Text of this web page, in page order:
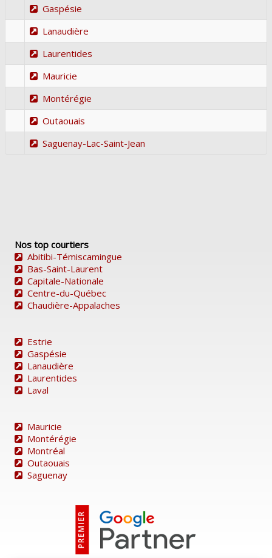
Gaspésie
Lanaudière
Laurentides
Mauricie
Montérégie
Outaouais
Saguenay-Lac-Saint-Jean
Nos top courtiers
Abitibi-Témiscamingue
Bas-Saint-Laurent
Capitale-Nationale
Centre-du-Québec
Chaudière-Appalaches
Estrie
Gaspésie
Lanaudière
Laurentides
Laval
Mauricie
Montérégie
Montréal
Outaouais
Saguenay